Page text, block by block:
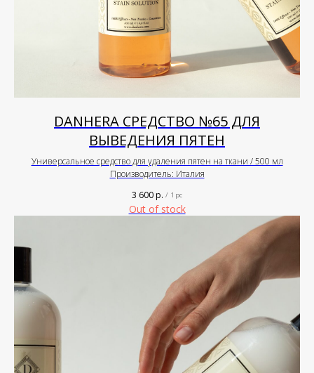
DANHERA СРЕДСТВО №65 ДЛЯ
ВЫВЕДЕНИЯ ПЯТЕН
Универсальное средство для удаления пятен на ткани / 500 мл
Производитель: Италия
3 600р. / 1 pc
Out of stock